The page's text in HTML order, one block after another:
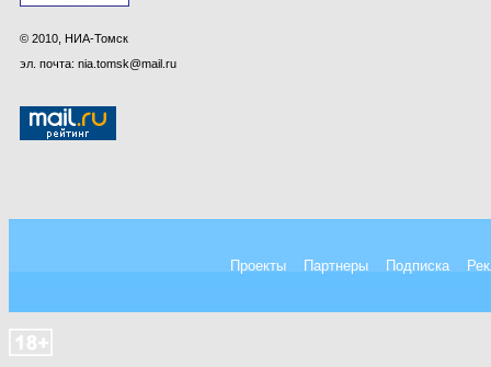
© 2010, НИА-Томск
эл. почта: nia.tomsk@mail.ru
Проекты Партнеры Подписка